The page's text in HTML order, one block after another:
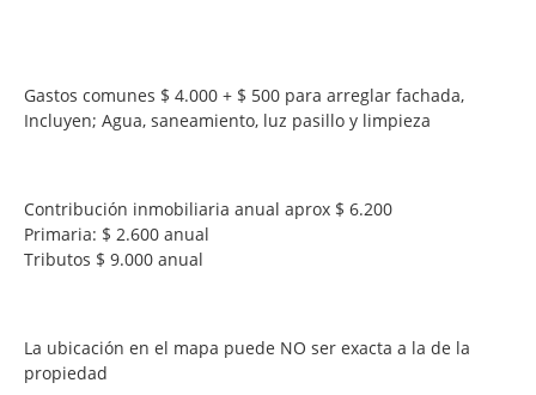
Gastos comunes $ 4.000 + $ 500 para arreglar fachada,
Incluyen; Agua, saneamiento, luz pasillo y limpieza
Contribución inmobiliaria anual aprox $ 6.200
Primaria: $ 2.600 anual
Tributos $ 9.000 anual
La ubicación en el mapa puede NO ser exacta a la de la
propiedad